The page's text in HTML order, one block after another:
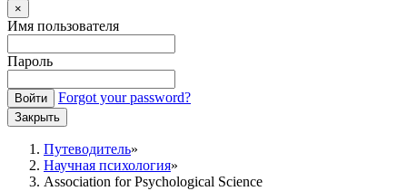
×
Имя пользователя
Пароль
Войти Forgot your password?
Закрыть
Путеводитель
Научная психология
Association for Psychological Science